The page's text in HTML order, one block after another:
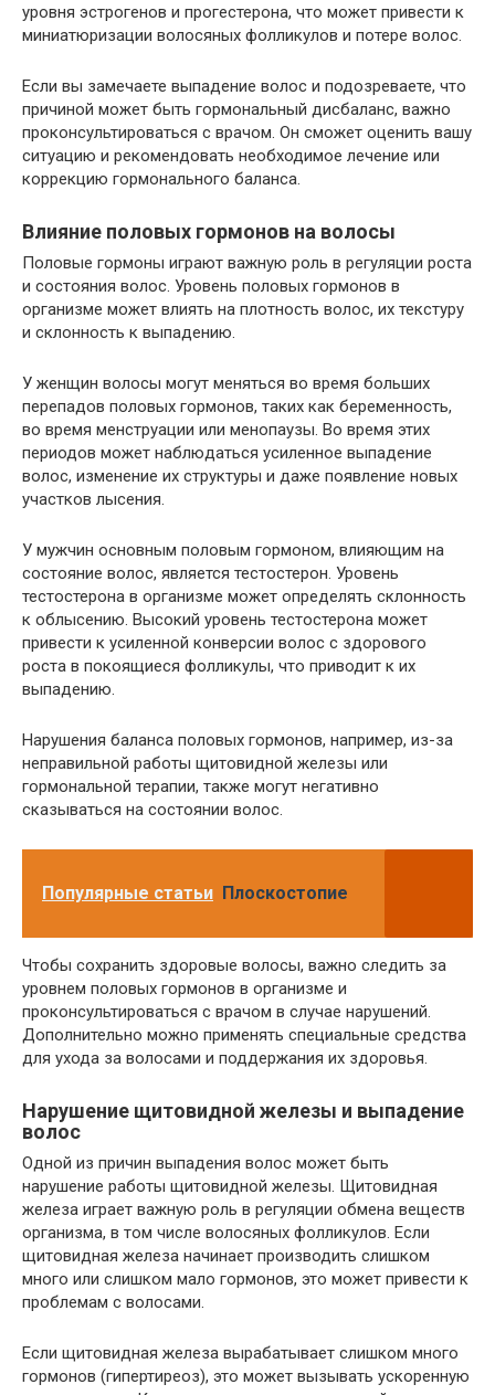
уровня эстрогенов и прогестерона, что может привести к
миниатюризации волосяных фолликулов и потере волос.
Если вы замечаете выпадение волос и подозреваете, что
причиной может быть гормональный дисбаланс, важно
проконсультироваться с врачом. Он сможет оценить вашу
ситуацию и рекомендовать необходимое лечение или
коррекцию гормонального баланса.
Влияние половых гормонов на волосы
Половые гормоны играют важную роль в регуляции роста
и состояния волос. Уровень половых гормонов в
организме может влиять на плотность волос, их текстуру
и склонность к выпадению.
У женщин волосы могут меняться во время больших
перепадов половых гормонов, таких как беременность,
во время менструации или менопаузы. Во время этих
периодов может наблюдаться усиленное выпадение
волос, изменение их структуры и даже появление новых
участков лысения.
У мужчин основным половым гормоном, влияющим на
состояние волос, является тестостерон. Уровень
тестостерона в организме может определять склонность
к облысению. Высокий уровень тестостерона может
привести к усиленной конверсии волос с здорового
роста в покоящиеся фолликулы, что приводит к их
выпадению.
Нарушения баланса половых гормонов, например, из-за
неправильной работы щитовидной железы или
гормональной терапии, также могут негативно
сказываться на состоянии волос.
Популярные статьи Плоскостопие
Чтобы сохранить здоровые волосы, важно следить за
уровнем половых гормонов в организме и
проконсультироваться с врачом в случае нарушений.
Дополнительно можно применять специальные средства
для ухода за волосами и поддержания их здоровья.
Нарушение щитовидной железы и выпадение
волос
Одной из причин выпадения волос может быть
нарушение работы щитовидной железы. Щитовидная
железа играет важную роль в регуляции обмена веществ
организма, в том числе волосяных фолликулов. Если
щитовидная железа начинает производить слишком
много или слишком мало гормонов, это может привести к
проблемам с волосами.
Если щитовидная железа вырабатывает слишком много
гормонов (гипертиреоз), это может вызывать ускоренную